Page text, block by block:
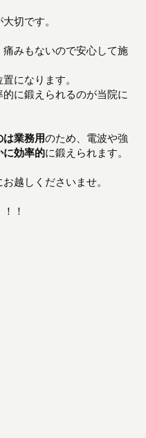
切です。
みもないので安心して施
になります。
に鍛えられるのが当院に
は業務用のため、電波や強
に効率的に鍛えられます。
越しくださいませ。
！